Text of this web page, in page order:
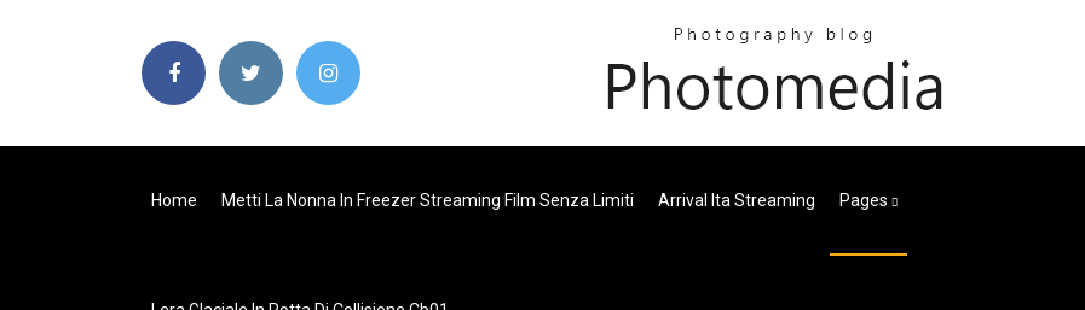
Home Metti La Nonna In Freezer Streaming Film Senza Limiti Arrival Ita Streaming Pages